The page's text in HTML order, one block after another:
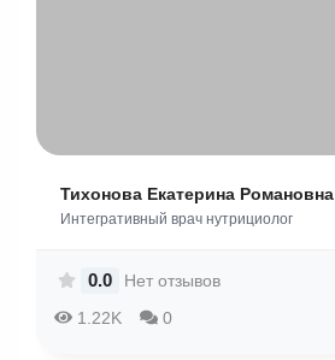
Тихонова Екатерина Романовна
​Интегративный врач нутрициолог
1.22K 0
0.0 Нет отзывов